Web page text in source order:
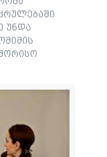
უნდა